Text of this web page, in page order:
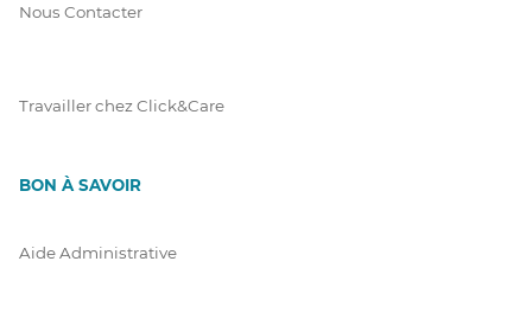
Nous Contacter
Travailler chez Click&Care
BON À SAVOIR
Aide Administrative